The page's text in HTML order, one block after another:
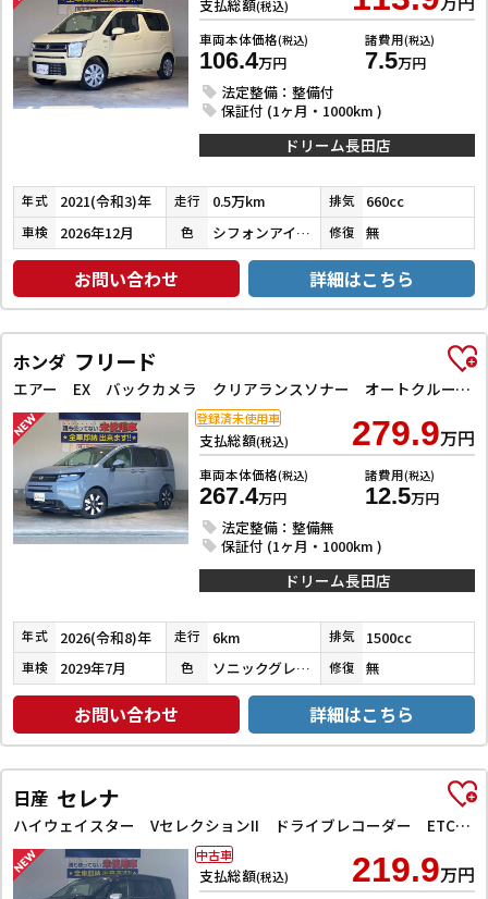
支払総額(税込)
車両本体価格(税込)
106.4万円
諸費用(税込)
7.5万円
法定整備：整備付
保証付 (1ヶ月・1000km )
ドリーム長田店
年式 2021(令和3)年 走行 0.5万km 排気 660cc
車検 2026年12月 色 シフォンアイボリーメタリック 修復 無
お問い合わせ 詳細はこちら
ホンダ フリード
エアー EX バックカメラ クリアランスソナー オートクルーズコントロール レーンアシスト 衝突被害軽減システム 両側電動スライドドア オートライト LEDヘッドランプ スマートキー 電動格納ミラー シートヒーター
支払総額(税込) 279.9万円
車両本体価格(税込)
267.4万円
諸費用(税込)
12.5万円
法定整備：整備無
保証付 (1ヶ月・1000km )
登録済未使用車
ドリーム長田店
年式 2026(令和8)年 走行 6km 排気 1500cc
車検 2029年7月 色 ソニックグレーパール 修復 無
お問い合わせ 詳細はこちら
日産 セレナ
ハイウェイスター VセレクションII ドライブレコーダー ETC 全周囲カメラ ナビ TV クリアランスソナー オートクルーズコントロール パークアシスト 衝突被害軽減システム 両側電動スライドドア オートライト LEDヘッドランプ
支払総額(税込) 219.9万円
中古車